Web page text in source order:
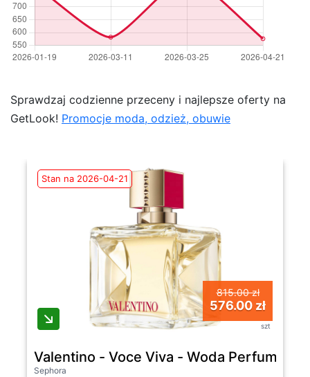
Sprawdzaj codzienne przeceny i najlepsze oferty na
GetLook! Promocje moda, odzież, obuwie
Stan na 2026-04-21
815.00 zł
576.00 zł
szt
Valentino - Voce Viva - Woda
Sephora